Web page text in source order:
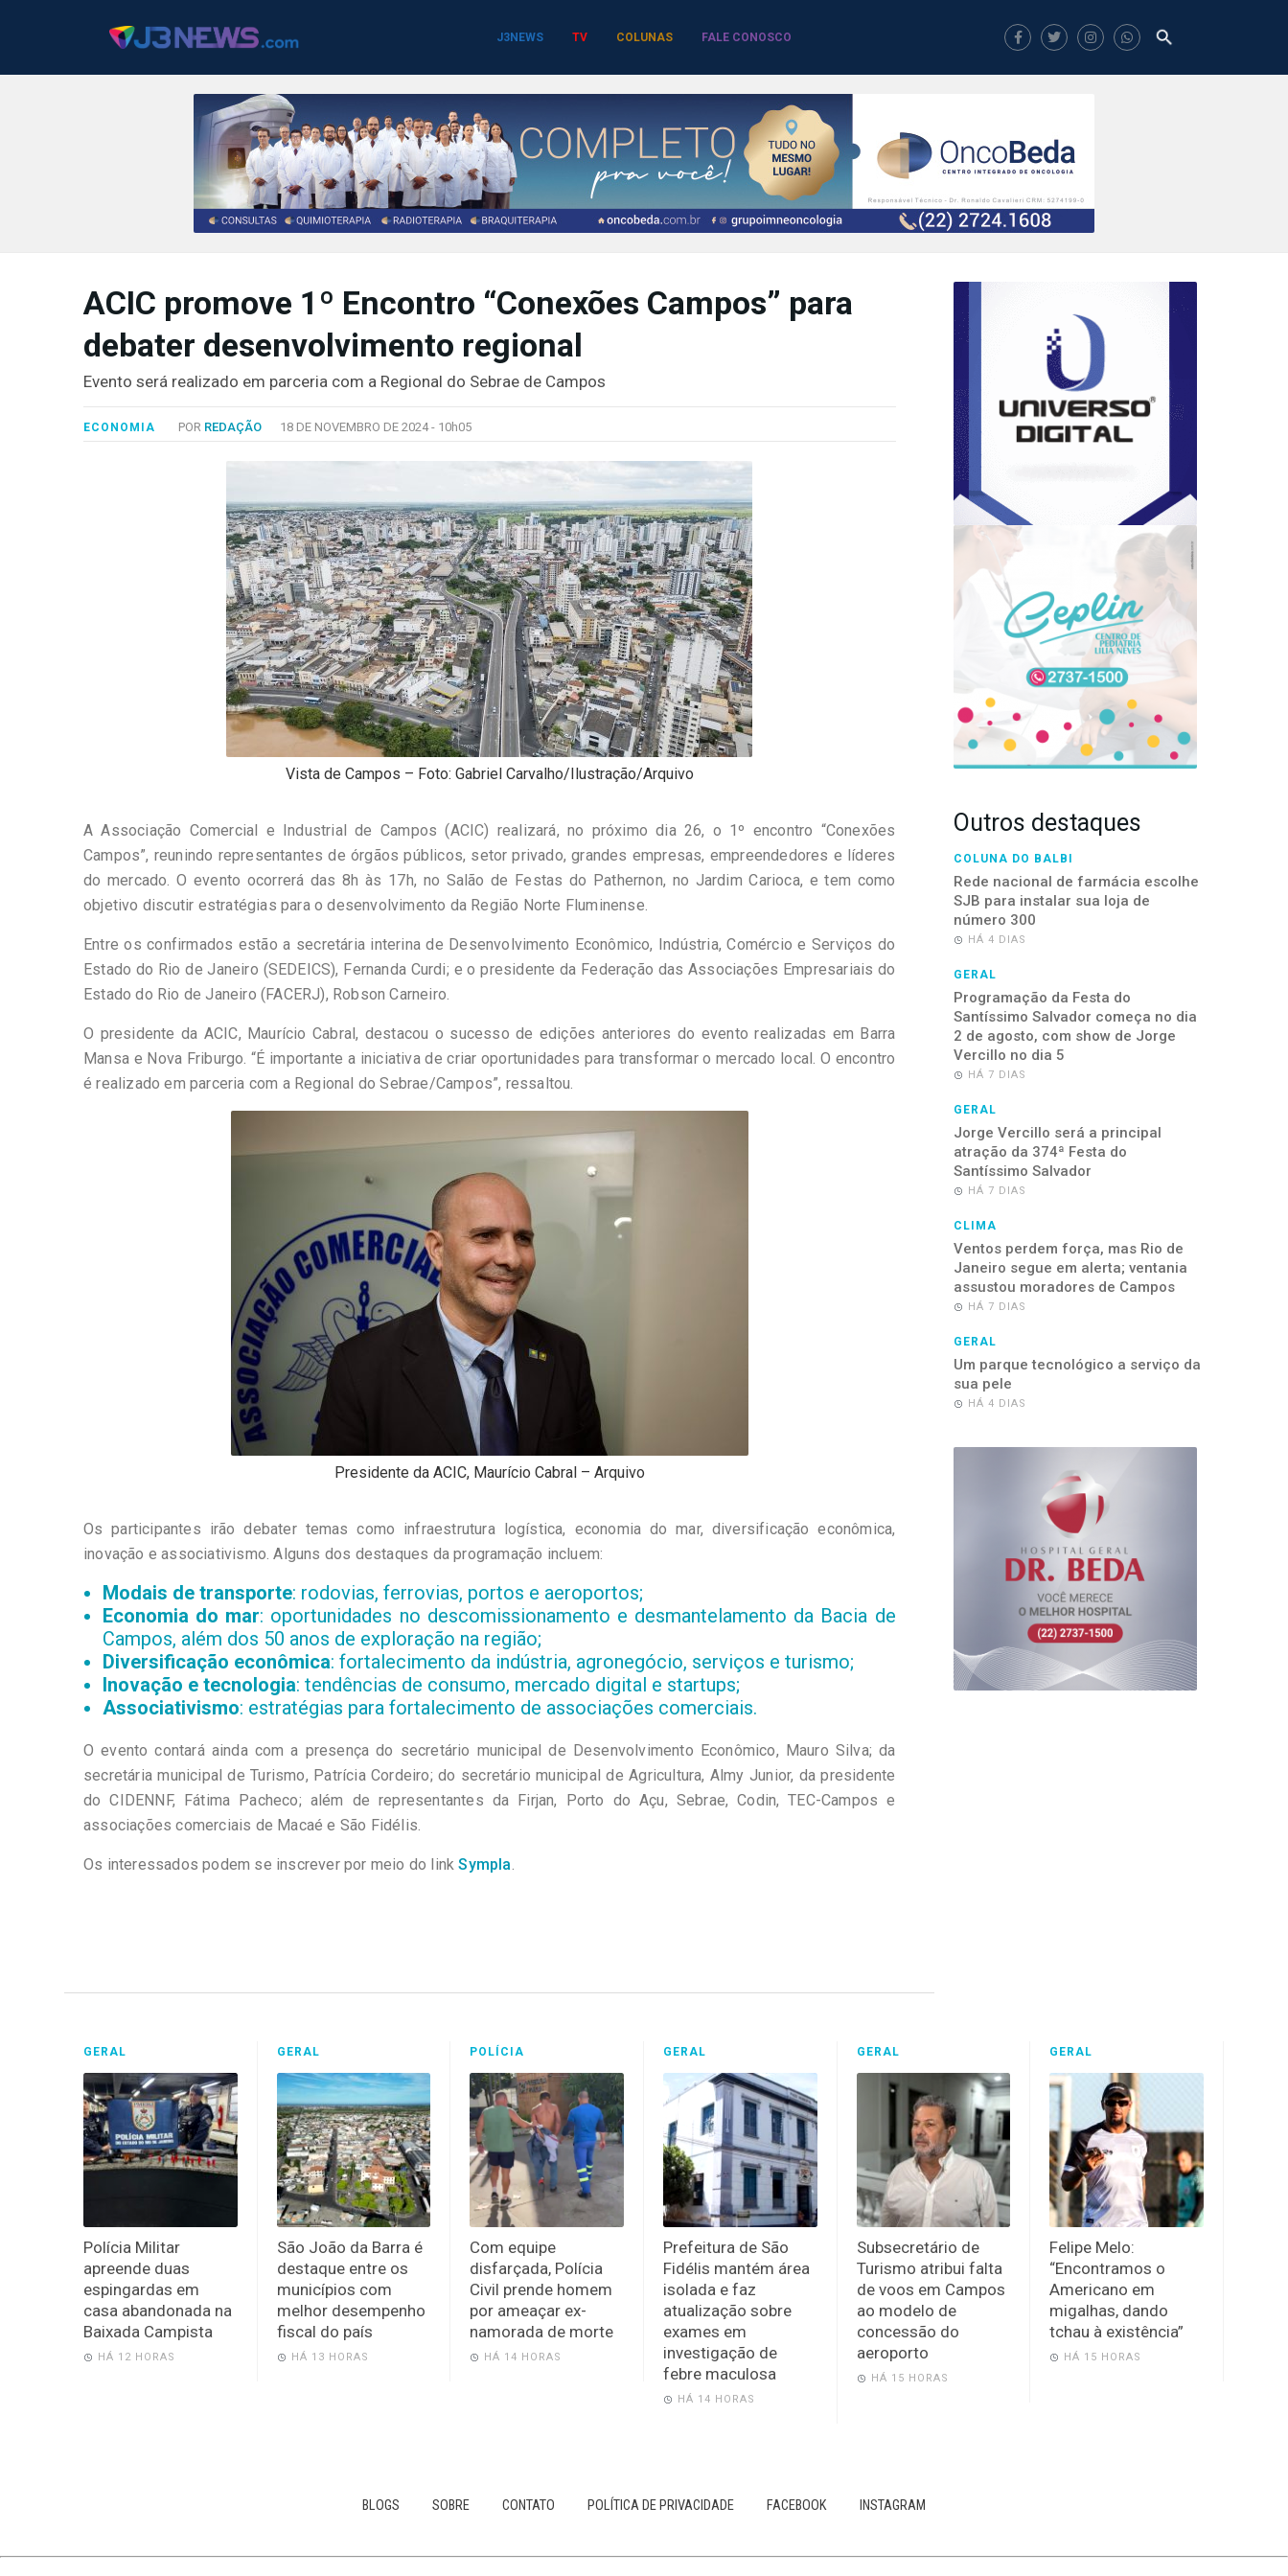
J3NEWS TV COLUNAS FALE CONOSCO
ACIC promove 1º Encontro “Conexões Campos” para
debater desenvolvimento regional
Evento será realizado em parceria com a Regional do Sebrae de Campos
ECONOMIA POR REDAÇÃO 18 DE NOVEMBRO DE 2024 - 10h05
Vista de Campos – Foto: Gabriel Carvalho/Ilustração/Arquivo
A Associação Comercial e Industrial de Campos (ACIC) realizará, no próximo dia 26, o 1º encontro “Conexões
Campos”, reunindo representantes de órgãos públicos, setor privado, grandes empresas, empreendedores e líderes
do mercado. O evento ocorrerá das 8h às 17h, no Salão de Festas do Pathernon, no Jardim Carioca, e tem como
objetivo discutir estratégias para o desenvolvimento da Região Norte Fluminense.
Entre os confirmados estão a secretária interina de Desenvolvimento Econômico, Indústria, Comércio e Serviços do
Estado do Rio de Janeiro (SEDEICS), Fernanda Curdi; e o presidente da Federação das Associações Empresariais do
Estado do Rio de Janeiro (FACERJ), Robson Carneiro.
O presidente da ACIC, Maurício Cabral, destacou o sucesso de edições anteriores do evento realizadas em Barra
Mansa e Nova Friburgo. “É importante a iniciativa de criar oportunidades para transformar o mercado local. O encontro
é realizado em parceria com a Regional do Sebrae/Campos”, ressaltou.
Presidente da ACIC, Maurício Cabral – Arquivo
Os participantes irão debater temas como infraestrutura logística, economia do mar, diversificação econômica,
inovação e associativismo. Alguns dos destaques da programação incluem:
Modais de transporte: rodovias, ferrovias, portos e aeroportos;
Economia do mar: oportunidades no descomissionamento e desmantelamento da Bacia de
Campos, além dos 50 anos de exploração na região;
Diversificação econômica: fortalecimento da indústria, agronegócio, serviços e turismo;
Inovação e tecnologia: tendências de consumo, mercado digital e startups;
Associativismo: estratégias para fortalecimento de associações comerciais.
O evento contará ainda com a presença do secretário municipal de Desenvolvimento Econômico, Mauro Silva; da
secretária municipal de Turismo, Patrícia Cordeiro; do secretário municipal de Agricultura, Almy Junior, da presidente
do CIDENNF, Fátima Pacheco; além de representantes da Firjan, Porto do Açu, Sebrae, Codin, TEC-Campos e
associações comerciais de Macaé e São Fidélis.
Os interessados podem se inscrever por meio do linkSympla.
Outros destaques
COLUNA DO BALBI
Rede nacional de farmácia escolhe
SJB para instalar sua loja de
número 300
HÁ 4 DIAS
GERAL
Programação da Festa do
Santíssimo Salvador começa no dia
2 de agosto, com show de Jorge
Vercillo no dia 5
HÁ 7 DIAS
GERAL
Jorge Vercillo será a principal
atração da 374ª Festa do
Santíssimo Salvador
HÁ 7 DIAS
CLIMA
Ventos perdem força, mas Rio de
Janeiro segue em alerta; ventania
assustou moradores de Campos
HÁ 7 DIAS
GERAL
Um parque tecnológico a serviço da
sua pele
HÁ 4 DIAS
GERAL
Polícia Militar
apreende duas
espingardas em
casa abandonada na
Baixada Campista
HÁ 12 HORAS
GERAL
São João da Barra é
destaque entre os
municípios com
melhor desempenho
fiscal do país
HÁ 13 HORAS
POLÍCIA
Com equipe
disfarçada, Polícia
Civil prende homem
por ameaçar ex-
namorada de morte
HÁ 14 HORAS
GERAL
Prefeitura de São
Fidélis mantém área
isolada e faz
atualização sobre
exames em
investigação de
febre maculosa
HÁ 14 HORAS
GERAL
Subsecretário de
Turismo atribui falta
de voos em Campos
ao modelo de
concessão do
aeroporto
HÁ 15 HORAS
GERAL
Felipe Melo:
“Encontramos o
Americano em
migalhas, dando
tchau à existência”
HÁ 15 HORAS
BLOGS SOBRE CONTATO POLÍTICA DE PRIVACIDADE FACEBOOK INSTAGRAM